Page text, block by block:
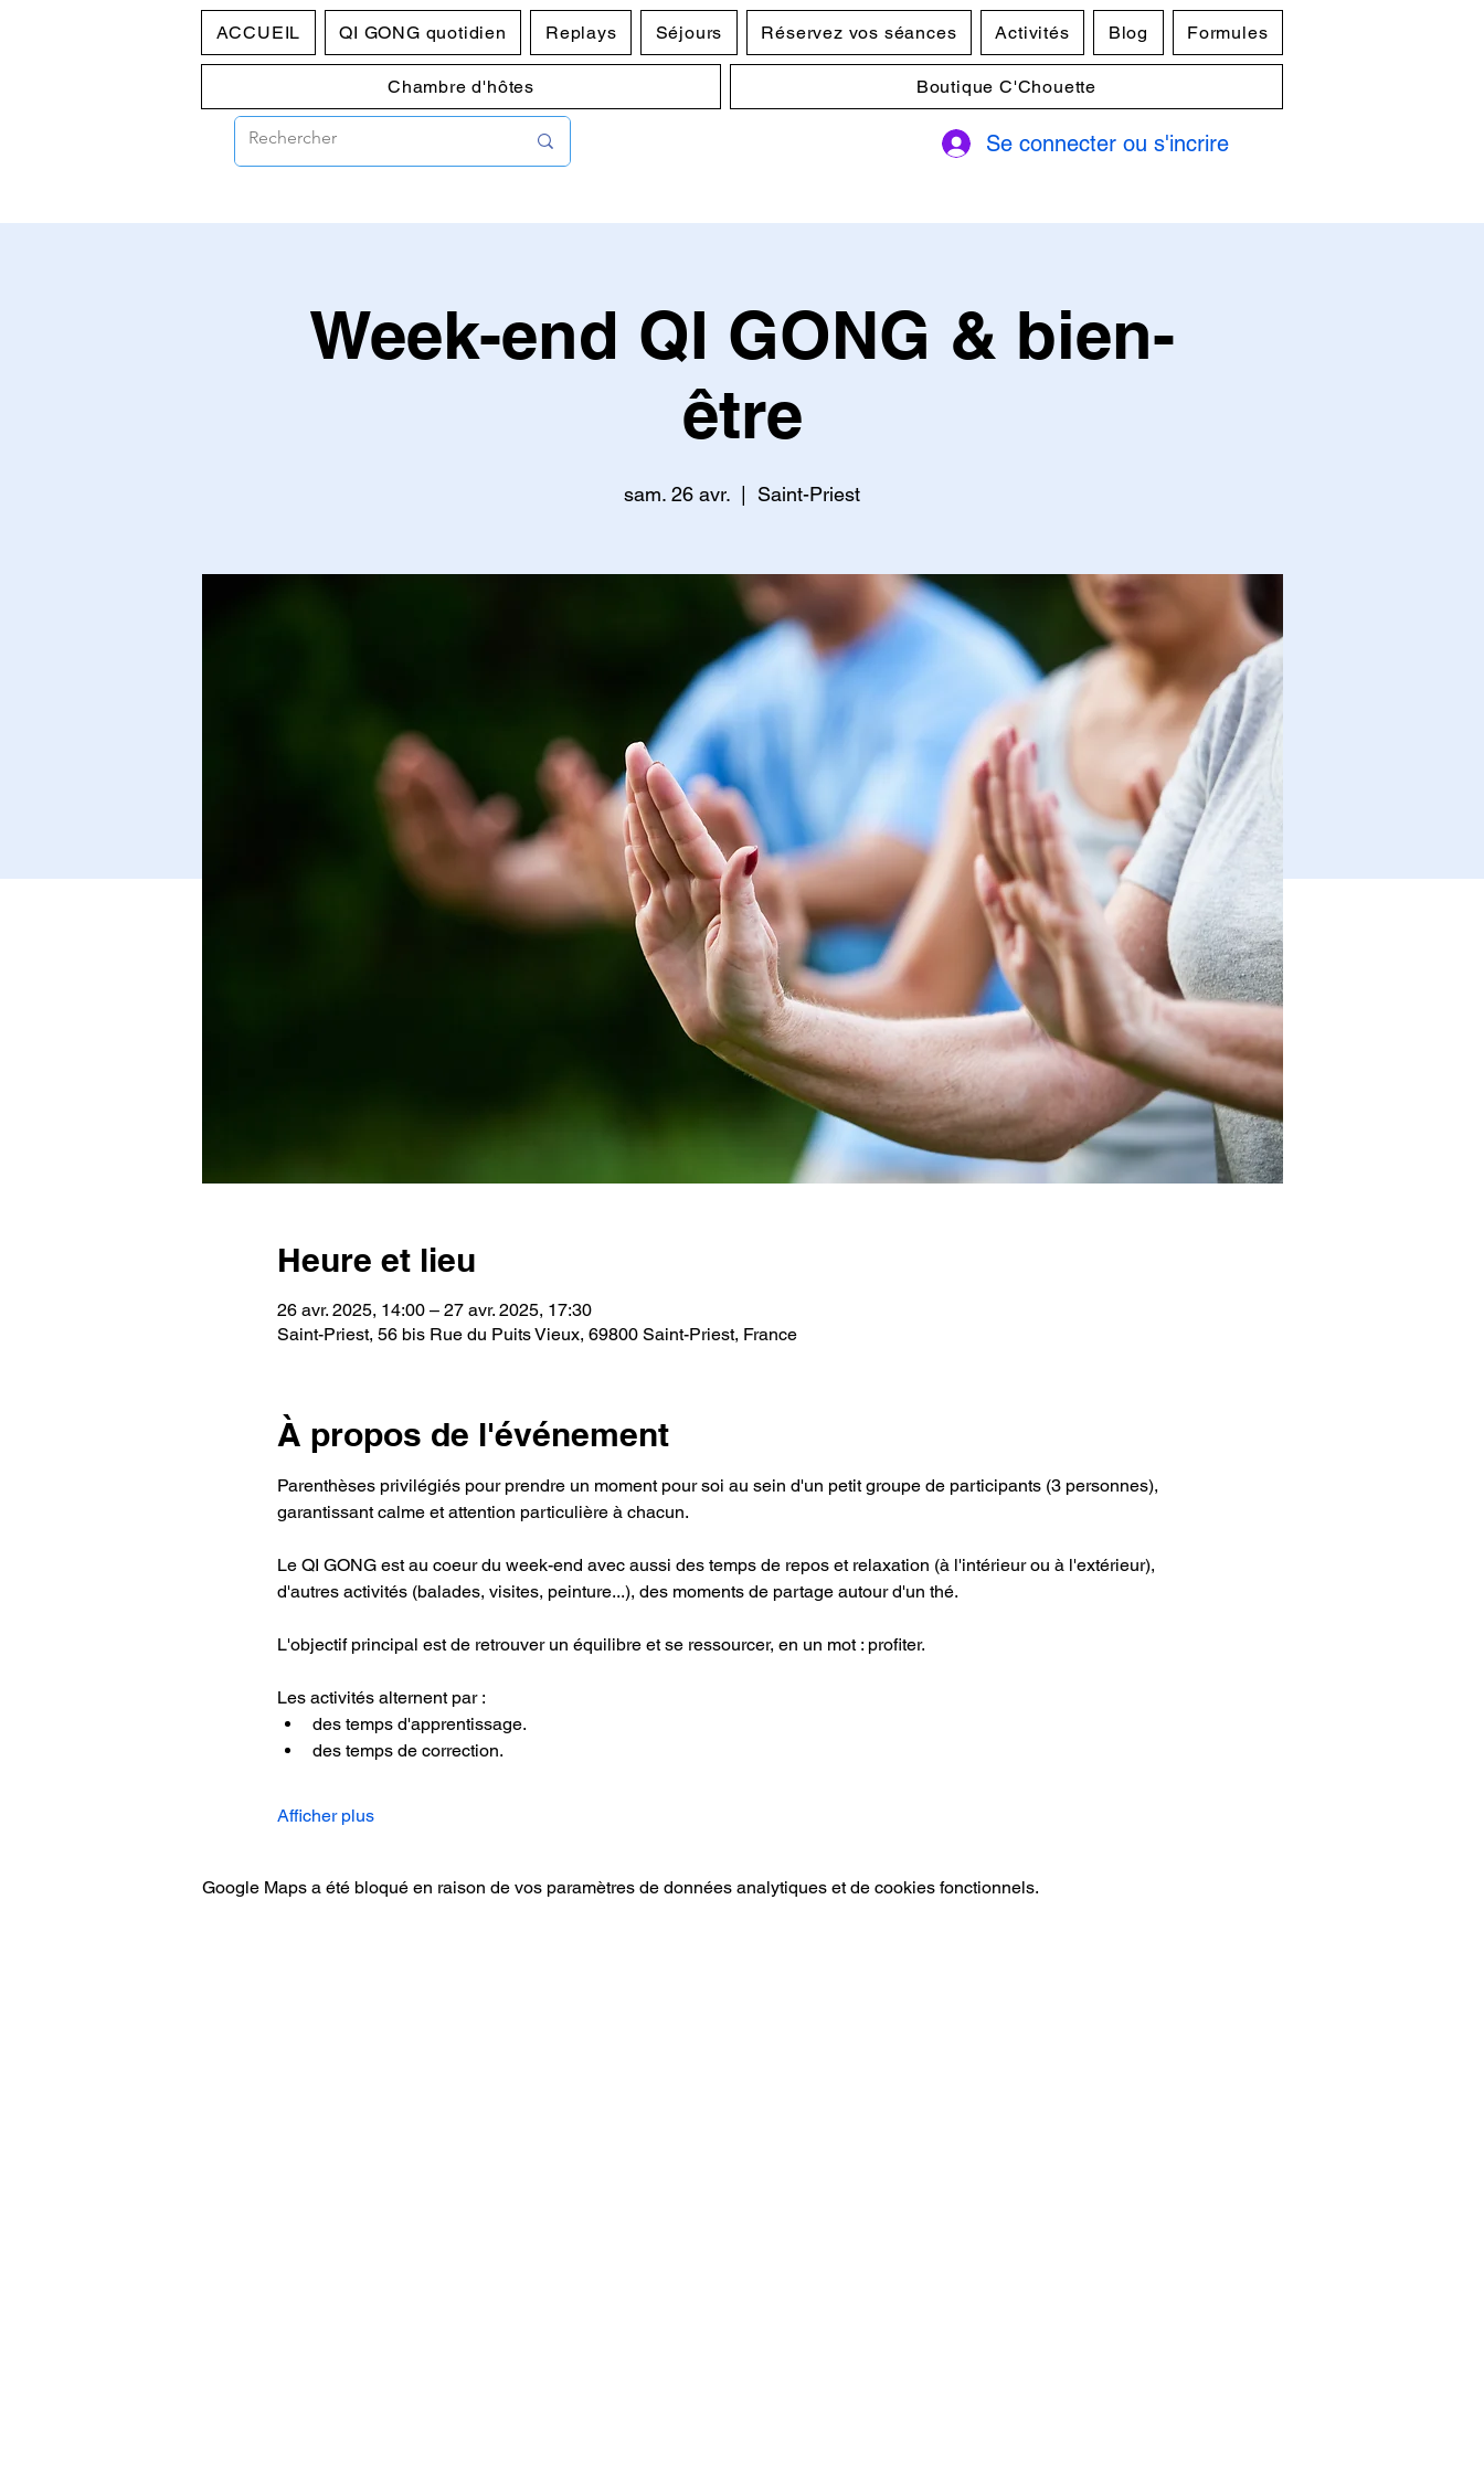
ACCUEIL QI GONG quotidien Replays Séjours Réservez vos séances Activités Blog Formules
Chambre d'hôtes Boutique C'Chouette
Se connecter ou s'incrire
Week-end QI GONG & bien-
être
sam. 26 avr. Saint-Priest
Heure et lieu
26 avr. 2025, 14:00 – 27 avr. 2025, 17:30
Saint-Priest, 56 bis Rue du Puits Vieux, 69800 Saint-Priest, France
À propos de l'événement
Parenthèses privilégiés pour prendre un moment pour soi au sein d'un petit groupe de participants (3 personnes),
garantissant calme et attention particulière à chacun.
Le QI GONG est au coeur du week-end avec aussi des temps de repos et relaxation (à l'intérieur ou à l'extérieur),
d'autres activités (balades, visites, peinture...), des moments de partage autour d'un thé.
L'objectif principal est de retrouver un équilibre et se ressourcer, en un mot : profiter.
Les activités alternent par :
des temps d'apprentissage.
des temps de correction.
Afficher plus
Google Maps a été bloqué en raison de vos paramètres de données analytiques et de cookies fonctionnels.